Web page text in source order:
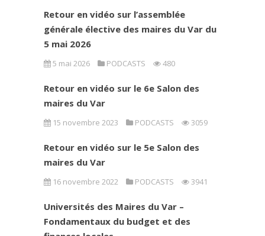
Retour en vidéo sur l’assemblée
générale élective des maires du Var du
5 mai 2026
5 mai 2026 PODCASTS 480
Retour en vidéo sur le 6e Salon des
maires du Var
15 novembre 2023 PODCASTS 3059
Retour en vidéo sur le 5e Salon des
maires du Var
16 novembre 2022 PODCASTS 3941
Universités des Maires du Var –
Fondamentaux du budget et des